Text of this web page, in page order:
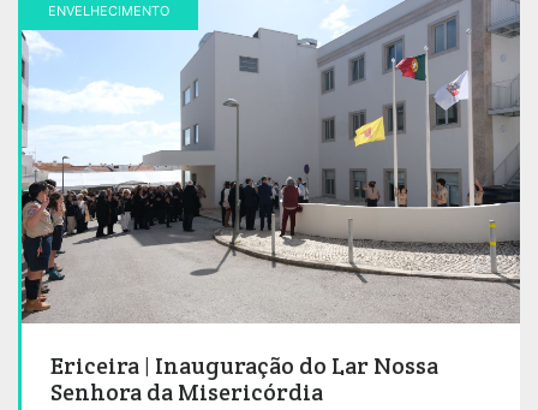
ENVELHECIMENTO
Ericeira | Inauguração do Lar Nossa
Senhora da Misericórdia